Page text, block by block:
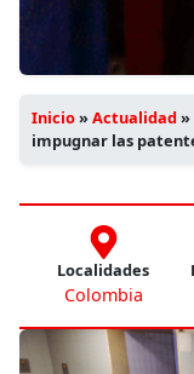
Inicio»Actualidad»
impugnar las
Localidades
Colombia